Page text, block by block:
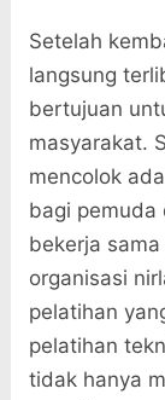
Setelah
langsung
bertujuan
masyarakat.
mencolok
bagi pemuda
bekerja
organisasi
pelatihan
pelatihan
tidak hanya